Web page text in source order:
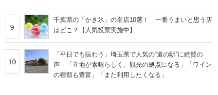
9
千葉県の「かき氷」の名店10選！ 一番うまいと思う店
はどこ？【人気投票実施中】
10
「平日でも賑わう」埼玉県で人気の“道の駅”に絶賛の
声 「立地が素晴らしく、観光の拠点になる」「ワイン
の種類も豊富」「また利用したくなる」